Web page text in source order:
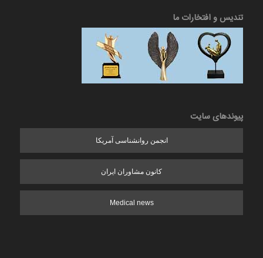
تندیس و افتخارات ما
پیوندهای سایت
انجمن روانشناسی آمریکا
کانون مشاوران ایران
Medical news